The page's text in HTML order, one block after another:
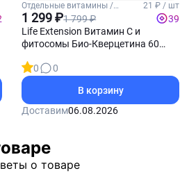
Отдельные витамины /
Витамин С
21 ₽ / шт
1 299 ₽1 799 ₽
39
Life Extension Витамин С и
фитосомы Био-Кверцетина 60
0
0
В корзину
Доставим06.08.2026
о товаре